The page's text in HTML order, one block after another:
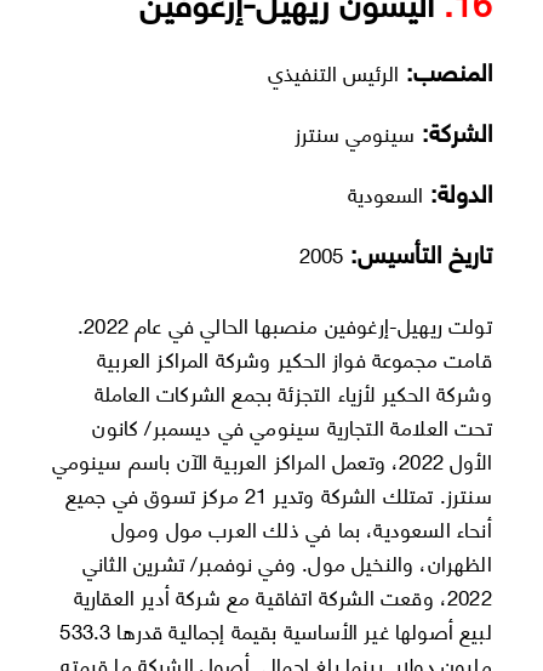
المنصب: الرئيس التنفيذي
الشركة: سينومي سنترز
الدولة: السعودية
تاريخ التأسيس:2005
تولت ريهيل-إرغوفين منصبها الحالي في عام 2022.
قامت مجموعة فواز الحكير وشركة المراكز العربية
وشركة الحكير لأزياء التجزئة بجمع الشركات العاملة
تحت العلامة التجارية سينومي في ديسمبر/ كانون
الأول 2022، وتعمل المراكز العربية الآن باسم سينومي
سنترز. تمتلك الشركة وتدير 21 مركز تسوق في جميع
أنحاء السعودية، بما في ذلك العرب مول ومول
الظهران، والنخيل مول. وفي نوفمبر/ تشرين الثاني
2022، وقعت الشركة اتفاقية مع شركة أدير العقارية
لبيع أصولها غير الأساسية بقيمة إجمالية قدرها 533.3
مليون دولار. بينما بلغ إجمالي أصول الشركة ما قيمته